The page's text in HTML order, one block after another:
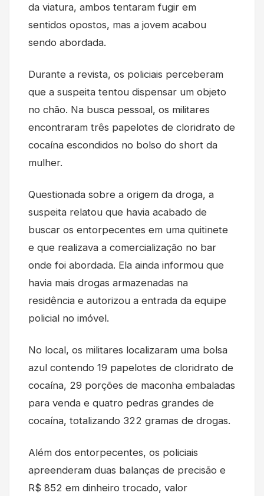
da viatura, ambos tentaram fugir em
sentidos opostos, mas a jovem acabou
sendo abordada.
Durante a revista, os policiais perceberam
que a suspeita tentou dispensar um objeto
no chão. Na busca pessoal, os militares
encontraram três papelotes de cloridrato de
cocaína escondidos no bolso do short da
mulher.
Questionada sobre a origem da droga, a
suspeita relatou que havia acabado de
buscar os entorpecentes em uma quitinete
e que realizava a comercialização no bar
onde foi abordada. Ela ainda informou que
havia mais drogas armazenadas na
residência e autorizou a entrada da equipe
policial no imóvel.
No local, os militares localizaram uma bolsa
azul contendo 19 papelotes de cloridrato de
cocaína, 29 porções de maconha embaladas
para venda e quatro pedras grandes de
cocaína, totalizando 322 gramas de drogas.
Além dos entorpecentes, os policiais
apreenderam duas balanças de precisão e
R$ 852 em dinheiro trocado, valor